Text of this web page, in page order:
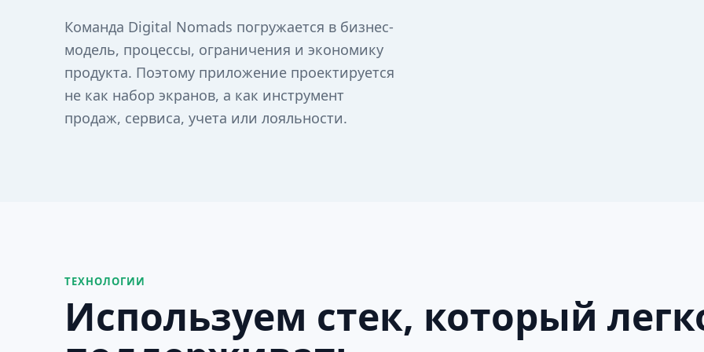
Команда Digital Nomads погружается в бизнес-
модель, процессы, ограничения и экономику
продукта. Поэтому приложение проектируется
не как набор экранов, а как инструмент
продаж, сервиса, учета или лояльности.
ТЕХНОЛОГИИ
Используем стек, который